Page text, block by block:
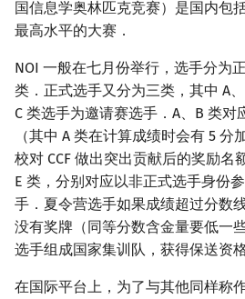
国信息学奥林匹克竞赛）是国内包
最高水平的大赛．
NOI 一般在七月份举行，选手分为
类．正式选手又分为三类，其中 A
C 类选手为邀请赛选手．A、B 类对
（其中 A 类在计算成绩时会有 5 分
校对 CCF 做出突出贡献后的奖励名
E 类，分别对应以非正式选手身份
手．夏令营选手如果成绩超过分数
没有奖牌（同等分数含金量要低一
选手组成国家集训队，获得保送资格
在国际平台上，为了与其他同样称